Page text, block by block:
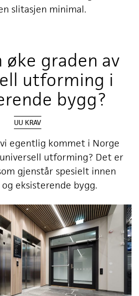
slitasjen minimal.
øke graden av
utforming i
bygg?
UU KRAV
egentlig kommet i Norge
utforming? Det er
gjenstår spesielt innen
eksisterende bygg.